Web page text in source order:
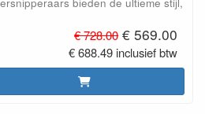
€ 728.00 € 569.00
€ 688.49 inclusief btw